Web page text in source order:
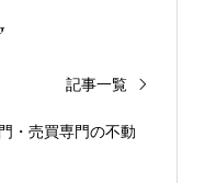
記事一覧
・売買専門の不動